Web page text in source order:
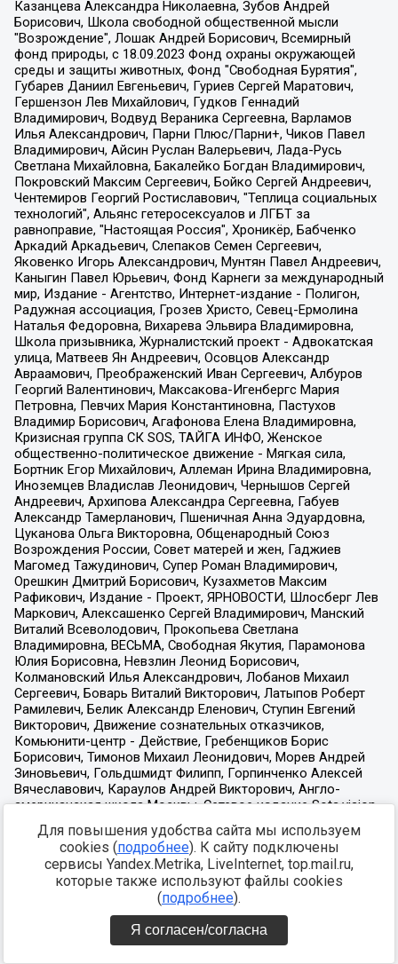
Для повышения удобства сайта мы используем
cookies (подробнее). К сайту подключены
сервисы Yandex.Metrika, LiveInternet, top.mail.ru,
которые также используют файлы cookies
(подробнее).
Я согласен/согласна